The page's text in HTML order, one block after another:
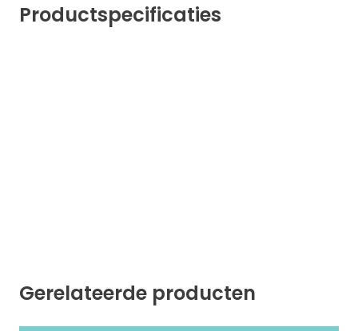
Productspecificaties
Gerelateerde producten